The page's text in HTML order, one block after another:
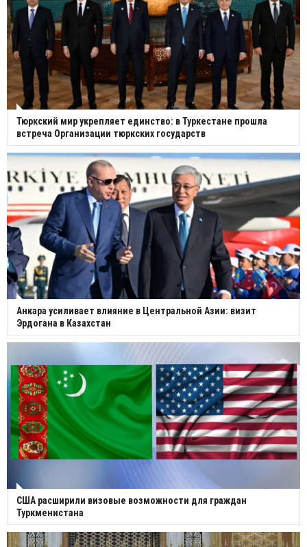
Тюркский мир укрепляет единство: в Туркестане прошла
встреча Организации тюркских государств
Анкара усиливает влияние в Центральной Азии: визит
Эрдогана в Казахстан
США расширили визовые возможности для граждан
Туркменистана